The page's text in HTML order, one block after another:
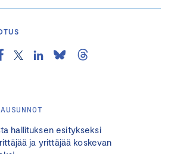
hallituksen esitykseksi
ja yrittäjää koskevan